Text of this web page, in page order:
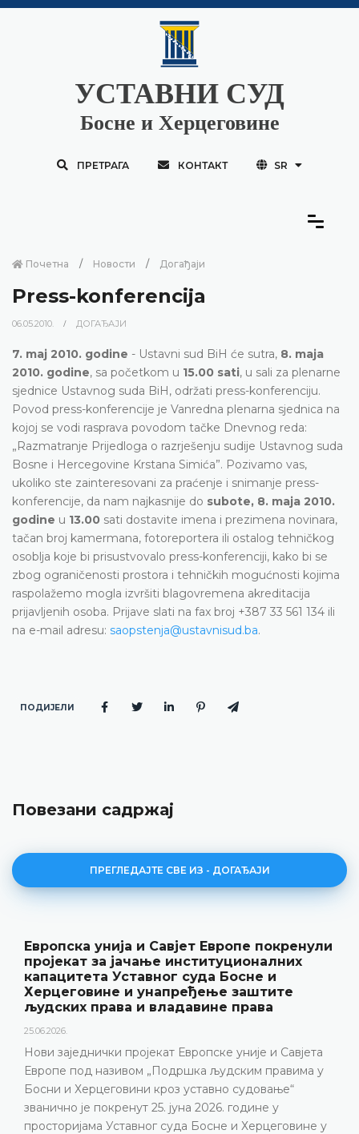
УСТАВНИ СУД
Босне и Херцеговине
ПРЕТРАГА КОНТАКТ SR
Почетна Новости Догађаји
Press-konferencija
06.05.2010. ДОГАЂАЈИ
7. maj 2010. godine - Ustavni sud BiH će sutra, 8. maja
2010. godine, sa početkom u 15.00 sati, u sali za plenarne
sjednice Ustavnog suda BiH, održati press-konferenciju.
Povod press-konferencije je Vanredna plenarna sjednica na
kojoj se vodi rasprava povodom tačke Dnevnog reda:
„Razmatranje Prijedloga o razrješenju sudije Ustavnog suda
Bosne i Hercegovine Krstana Simića”. Pozivamo vas,
ukoliko ste zainteresovani za praćenje i snimanje press-
konferencije, da nam najkasnije do subote, 8. maja 2010.
godine u 13.00 sati dostavite imena i prezimena novinara,
tačan broj kamermana, fotoreportera ili ostalog tehničkog
osoblja koje bi prisustvovalo press-konferenciji, kako bi se
zbog ograničenosti prostora i tehničkih mogućnosti kojima
raspolažemo mogla izvršiti blagovremena akreditacija
prijavljenih osoba. Prijave slati na fax broj +387 33 561 134 ili
na e-mail adresu: saopstenja@ustavnisud.ba.
ПОДИЈЕЛИ
Повезани садржај
ПРЕГЛЕДАЈТЕ СВЕ ИЗ - ДОГАЂАЈИ
Европска унија и Савјет Европе покренули
пројекат за јачање институционалних
капацитета Уставног суда Босне и
Херцеговине и унапређење заштите
људских права и владавине права
25.06.2026.
Нови заједнички пројекат Европске уније и Савјета
Европе под називом „Подршка људским правима у
Босни и Херцеговини кроз уставно судовање“
званично је покренут 25. јуна 2026. године у
просторијама Уставног суда Босне и Херцеговине у